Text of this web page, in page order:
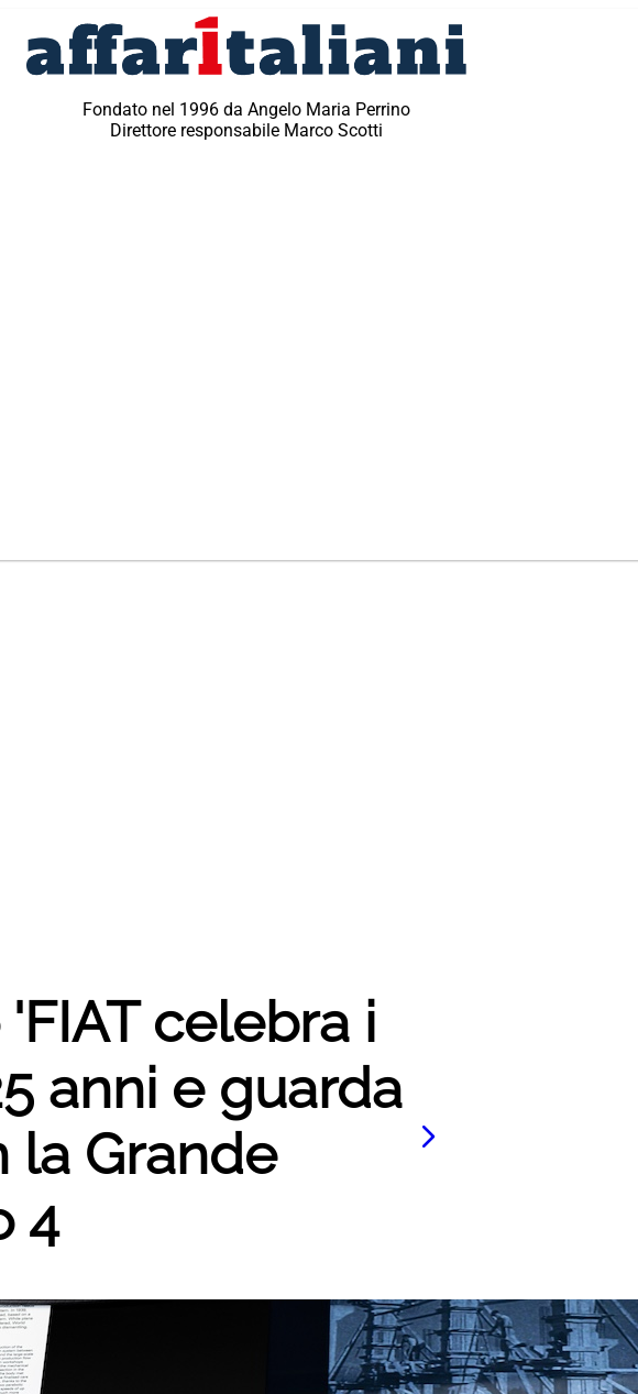
Fondato nel 1996 da Angelo Maria Perrino
Direttore responsabile Marco Scotti
celebra i
anni e guarda
la Grande
4
Leggi anche